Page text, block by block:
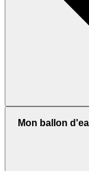
Mon ballon